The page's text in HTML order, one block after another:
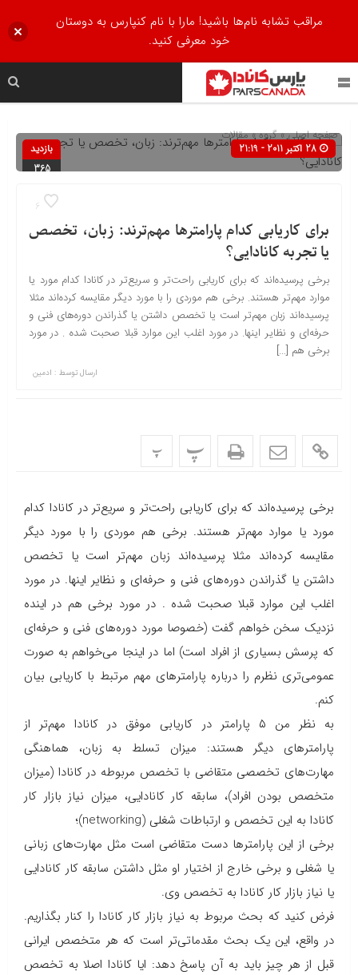
صفحه اصلی» گروه »مقالات
بازدید
365
6
برای کاریابی کدام پارامترها مهم‌ترند: زبان، تخصص
یا تجربه کانادایی؟
برخی پرسیده‌اند که برای کاریابی راحت‌تر و سریع‌تر در کانادا کدام مورد یا
موارد مهم‌تر هستند. برخی هم موردی را با مورد دیگر مقایسه کرده‌اند مثلا
پرسیده‌اند زبان مهم‌تر است یا تخصص داشتن یا گذراندن دوره‌های فنی و
حرفه‌ای و نظایر اینها. در مورد اغلب این موارد قبلا صحبت شده . در مورد
برخی هم […]
ارسال توسط : ادمین
پ پ
برخی پرسیده‌اند که برای کاریابی راحت‌تر و سریع‌تر در کانادا کدام
مورد یا موارد مهم‌تر هستند. برخی هم موردی را با مورد دیگر
مقایسه کرده‌اند مثلا پرسیده‌اند زبان مهم‌تر است یا تخصص
داشتن یا گذراندن دوره‌های فنی و حرفه‌ای و نظایر اینها. در مورد
اغلب این موارد قبلا صحبت شده . در مورد برخی هم در اینده
نزدیک سخن خواهم گفت (خصوصا مورد دوره‌های فنی و حرفه‌ای
که پرسش بسیاری از افراد است) اما در اینجا می‌خواهم به صورت
عمومی‌تری نظرم را درباره پارامترهای مهم مرتبط با کاریابی بیان
کنم.
به نظر من ۵ پارامتر در کاریابی موفق در کانادا مهم‌تر از
پارامترهای دیگر هستند: میزان تسلط به زبان، هماهنگی
مهارت‌های تخصصی متقاضی با تخصص مربوطه در کانادا (میزان
متخصص بودن افراد)، سابقه کار کانادایی، میزان نیاز بازار کار
کانادا به این تخصص و ارتباطات شغلی (networking)؛
برخی از این پارامترها دست متقاضی است مثل مهارت‌های زبانی
یا شغلی و برخی خارج از اختیار او مثل داشتن سابقه کار کانادایی
یا نیاز بازار کار کانادا به تخصص وی.
فرض کنید که بحث مربوط به نیاز بازار کار کانادا را کنار بگذاریم.
در واقع، این یک بحث مقدماتی‌تر است که هر متخصص ایرانی
قبل از هر چیز باید به آن پاسخ دهد: ایا کانادا اصلا به تخصص
مراقب تشابه نام‌ها باشید! مارا با نام کنپارس به دوستان
خود معرفی کنید.